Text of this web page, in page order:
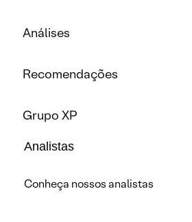
Análises
Recomendações
Grupo XP
Analistas
Conheça nossos analistas